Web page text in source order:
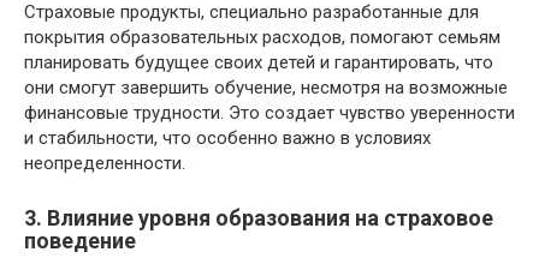
Страховые продукты, специально разработанные для
покрытия образовательных расходов, помогают семьям
планировать будущее своих детей и гарантировать, что
они смогут завершить обучение, несмотря на возможные
финансовые трудности. Это создает чувство уверенности
и стабильности, что особенно важно в условиях
неопределенности.
3. Влияние уровня образования на страховое
поведение